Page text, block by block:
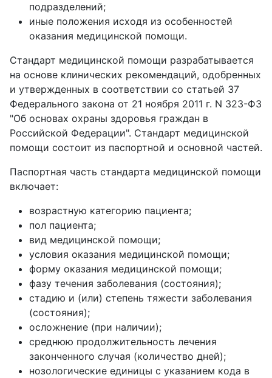
подразделений;
иные положения исходя из особенностей
оказания медицинской помощи.
Стандарт медицинской помощи разрабатывается
на основе клинических рекомендаций, одобренных
и утвержденных в соответствии со статьей 37
Федерального закона от 21 ноября 2011 г. N 323-ФЗ
"Об основах охраны здоровья граждан в
Российской Федерации". Стандарт медицинской
помощи состоит из паспортной и основной частей.
Паспортная часть стандарта медицинской помощи
включает:
возрастную категорию пациента;
пол пациента;
вид медицинской помощи;
условия оказания медицинской помощи;
форму оказания медицинской помощи;
фазу течения заболевания (состояния);
стадию и (или) степень тяжести заболевания
(состояния);
осложнение (при наличии);
среднюю продолжительность лечения
законченного случая (количество дней);
нозологические единицы с указанием кода в